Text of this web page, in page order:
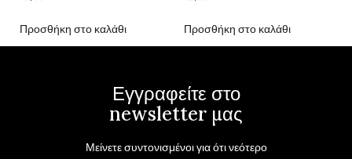
Προσθήκη στο καλάθι Προσθήκη στο καλάθι
Εγγραφείτε στο
newsletter μας
Μείνετε συντονισμένοι για ότι νεότερο